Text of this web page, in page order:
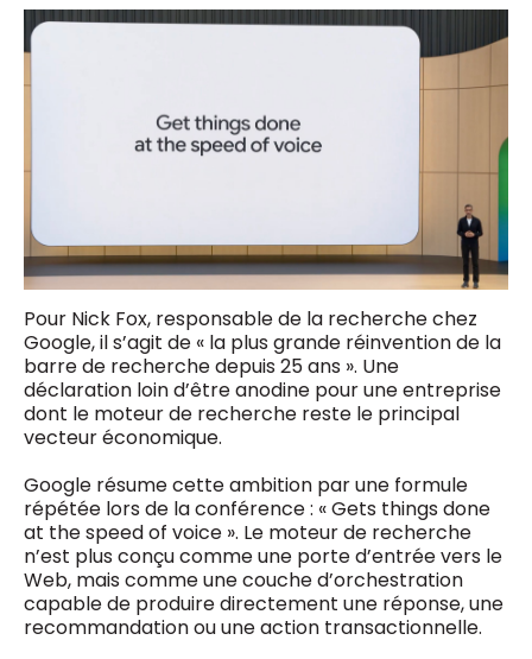
Pour Nick Fox, responsable de la recherche chez
Google, il s’agit de « la plus grande réinvention de la
barre de recherche depuis 25 ans ». Une
déclaration loin d’être anodine pour une entreprise
dont le moteur de recherche reste le principal
vecteur économique.
Google résume cette ambition par une formule
répétée lors de la conférence : « Gets things done
at the speed of voice ». Le moteur de recherche
n’est plus conçu comme une porte d’entrée vers le
Web, mais comme une couche d’orchestration
capable de produire directement une réponse, une
recommandation ou une action transactionnelle.